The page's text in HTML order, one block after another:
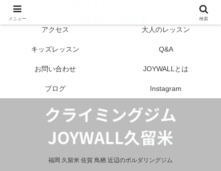
福岡 久留米 佐賀 鳥栖 近辺のボルダリングジム
アクセス 大人のレッスン
キッズレッスン Q&A
お問い合わせ JOYWALLとは
ブログ Instagram
メニュー 検索